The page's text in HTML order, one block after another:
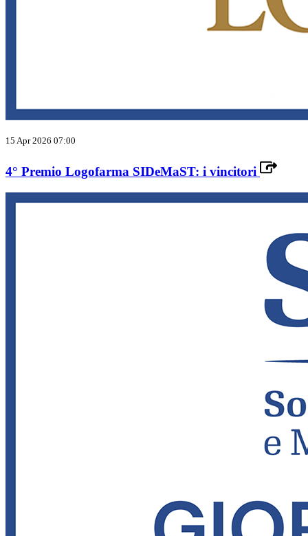
15 Apr 2026 07:00
4° Premio Logofarma SIDeMaST: i vincitori